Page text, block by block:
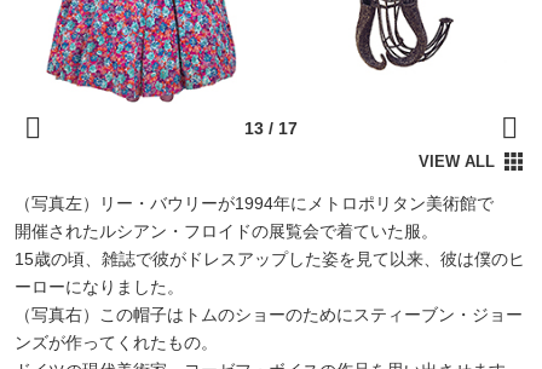
（写真左）リー・バウリーが1994年にメトロポリタン美術館で
開催されたルシアン・フロイドの展覧会で着ていた服。
15歳の頃、雑誌で彼がドレスアップした姿を見て以来、彼は僕のヒ
ーローになりました。
（写真右）この帽子はトムのショーのためにスティーブン・ジョー
ンズが作ってくれたもの。